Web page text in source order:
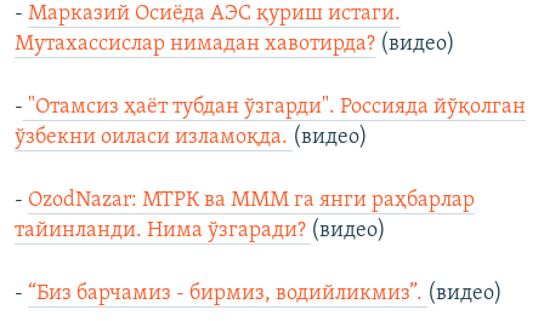
- Марказий Осиёда АЭС қуриш истаги.
Мутахассислар нимадан хавотирда? (видео)
- "Отамсиз ҳаёт тубдан ўзгарди". Россияда йўқолган
ўзбекни оиласи изламоқда. (видео)
- OzodNazar: МТРК ва МММ га янги раҳбарлар
тайинланди. Нима ўзгаради? (видео)
- “Биз барчамиз - бирмиз, водийликмиз”. (видео)